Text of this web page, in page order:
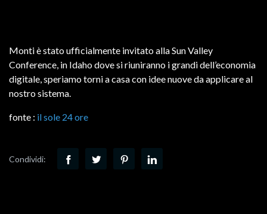
Monti è stato ufficialmente invitato alla Sun Valley
Conference, in Idaho dove si riuniranno i grandi dell’economia
digitale, speriamo torni a casa con idee nuove da applicare al
nostro sistema.
fonte : il sole 24 ore
Condividi: